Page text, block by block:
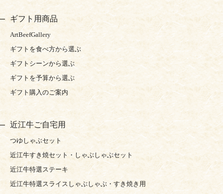
ギフト用商品
ArtBeefGallery
ギフトを食べ方から選ぶ
ギフトシーンから選ぶ
ギフトを予算から選ぶ
ギフト購入のご案内
近江牛ご自宅用
つゆしゃぶセット
近江牛すき焼セット・しゃぶしゃぶセット
近江牛特選ステーキ
近江牛特選スライスしゃぶしゃぶ・すき焼き用